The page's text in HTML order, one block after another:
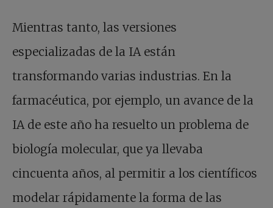
Mientras tanto, las versiones
especializadas de la IA están
transformando varias industrias. En la
farmacéutica, por ejemplo, un avance de la
IA de este año ha resuelto un problema de
biología molecular, que ya llevaba
cincuenta años, al permitir a los científicos
modelar rápidamente la forma de las